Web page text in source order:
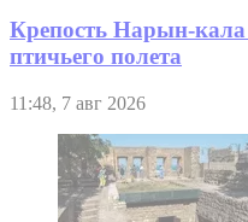
Крепость Нарын-
птичьего полета
11:48, 7 авг 2026